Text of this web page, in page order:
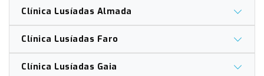
Clínica Lusíadas Almada
Clínica Lusíadas Faro
Clínica Lusíadas Gaia